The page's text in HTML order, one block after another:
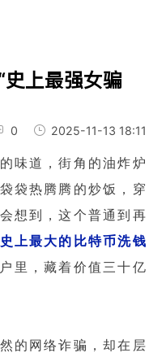
上最强女骗
0 2025-11-13 18:11
味道，街角的油炸炉
袋热腾腾的炒饭，穿
想到，这个普通到再
上最大的比特币洗钱
里，藏着价值三十亿
的网络诈骗，却在层